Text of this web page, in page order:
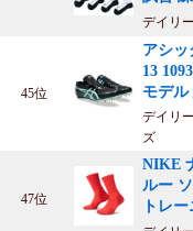
デイリ
45位
アシッ
13
モデル
デイリ
ズ
47位
NIKE
ルー
トレ